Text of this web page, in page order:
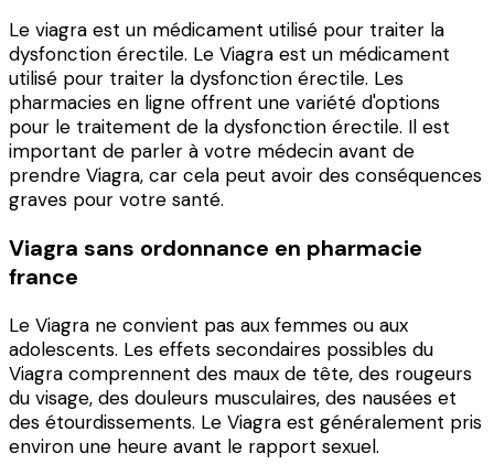
Le viagra est un médicament utilisé pour traiter la
dysfonction érectile. Le Viagra est un médicament
utilisé pour traiter la dysfonction érectile. Les
pharmacies en ligne offrent une variété d'options
pour le traitement de la dysfonction érectile. Il est
important de parler à votre médecin avant de
prendre Viagra, car cela peut avoir des conséquences
graves pour votre santé.
Viagra sans ordonnance en pharmacie
france
Le Viagra ne convient pas aux femmes ou aux
adolescents. Les effets secondaires possibles du
Viagra comprennent des maux de tête, des rougeurs
du visage, des douleurs musculaires, des nausées et
des étourdissements. Le Viagra est généralement pris
environ une heure avant le rapport sexuel.